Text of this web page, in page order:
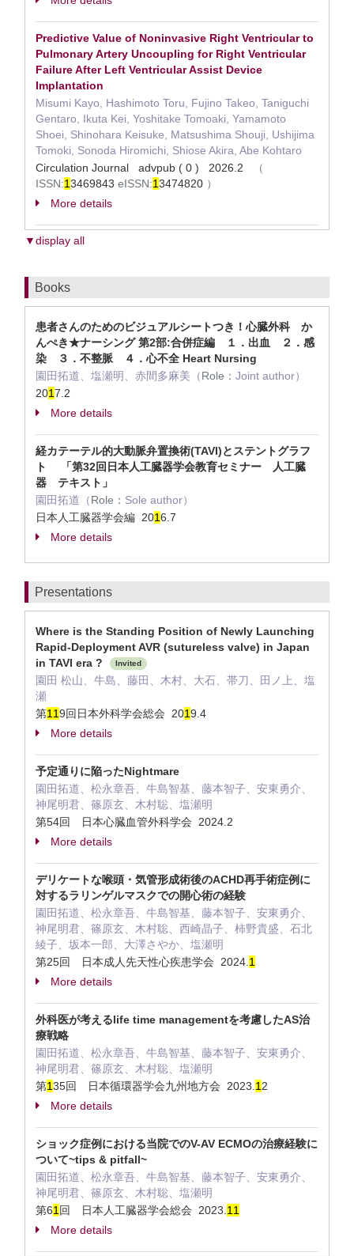
Predictive Value of Noninvasive Right Ventricular to
Pulmonary Artery Uncoupling for Right Ventricular
Failure After Left Ventricular Assist Device
Implantation
Misumi Kayo, Hashimoto Toru, Fujino Takeo, Taniguchi
Gentaro, Ikuta Kei, Yoshitake Tomoaki, Yamamoto
Shoei, Shinohara Keisuke, Matsushima Shouji, Ushijima
Tomoki, Sonoda Hiromichi, Shiose Akira, Abe Kohtaro
Circulation Journal advpub ( 0 ) 2026.2
（
ISSN:13469843 eISSN:13474820 ）
More details
▼display all
Books
患者さんのためのビジュアルシートつき！心臓外科 か
んぺき★ナーシング 第2部:合併症編 １．出血 ２．感
染 ３．不整脈 ４．心不全 Heart Nursing
園田拓道、塩瀬明、赤間多麻美（Role： Joint author）
2017.2
More details
経カテーテル的大動脈弁置換術(TAVI)とステントグラフ
ト 「第32回日本人工臓器学会教育セミナー 人工臓
器 テキスト」
園田拓道（Role： Sole author）
日本人工臓器学会編 2016.7
More details
Presentations
Where is the Standing Position of Newly Launching
Rapid-Deployment AVR (sutureless valve) in Japan
in TAVI era ?
Invited
園田 松山、牛島、藤田、木村、大石、帯刀、田ノ上、塩
瀬
第1 19回日本外科学会総会 2019.4
More details
予定通りに陥ったNightmare
園田拓道、松永章吾、牛島智基、藤本智子、安東勇介、
神尾明君、篠原玄、木村聡、塩瀬明
第54回 日本心臓血管外科学会 2024.2
More details
デリケートな喉頭・気管形成術後のACHD再手術症例に
対するラリンゲルマスクでの開心術の経験
園田拓道、松永章吾、牛島智基、藤本智子、安東勇介、
神尾明君、篠原玄、木村聡、西崎晶子、柿野貴盛、石北
綾子、坂本一郎、大澤さやか、塩瀬明
第25回 日本成人先天性心疾患学会 2024. 1
More details
外科医が考えるlife time managementを考慮したAS治
療戦略
園田拓道、松永章吾、牛島智基、藤本智子、安東勇介、
神尾明君、篠原玄、木村聡、塩瀬明
第135回 日本循環器学会九州地方会 2023. 1 2
More details
ショック症例における当院でのV-AV ECMOの治療経験に
ついて~tips & pitfall~
園田拓道、松永章吾、牛島智基、藤本智子、安東勇介、
神尾明君、篠原玄、木村聡、塩瀬明
第61 回 日本人工臓器学会総会 2023. 1 1
More details